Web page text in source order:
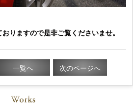
りますので是非ご覧くださいませ。
一覧へ 次のページへ